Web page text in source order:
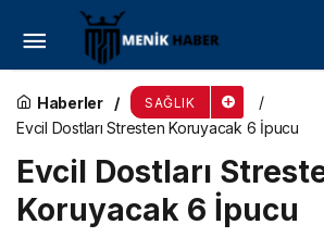
Haberler SAĞLIK
Evcil Dostları Stresten Koruyacak 6 İpucu
Evcil Dostları
Koruyacak 6 İpucu
Anne babalar dikkat! Son
Görülen 4 Hastalık!